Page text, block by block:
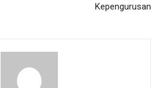
Kepengurusan